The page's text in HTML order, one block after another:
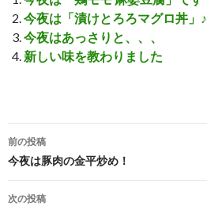
今夜は「漬けとろろマグロ丼」♪
今夜はあっさりと、、、
新しい味を教わりました
投
稿
前の投稿
今夜は豚肉の金平炒め！
次の投稿